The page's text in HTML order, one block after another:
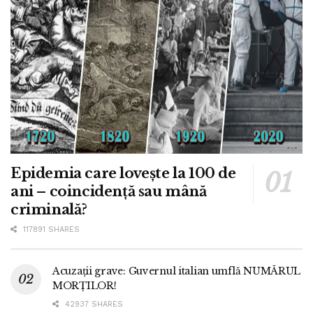
Epidemia care lovește la 100 de
ani – coincidență sau mână
criminală?
117891 SHARES
Acuzații grave: Guvernul italian umflă NUMĂRUL
MORȚILOR!
42937 SHARES